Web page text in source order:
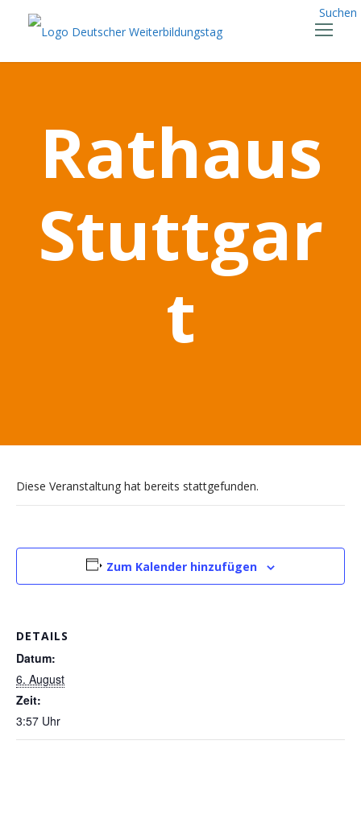
Suchen
Rathaus
Stuttgar
t
Diese Veranstaltung hat bereits stattgefunden.
Zum Kalender hinzufügen
DETAILS
Datum:
6. August
Zeit:
3:57 Uhr